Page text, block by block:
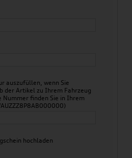
auszufüllen, wenn Sie
der Artikel zu Ihrem Fahrzeug
finden Sie in Ihrem
hochladen